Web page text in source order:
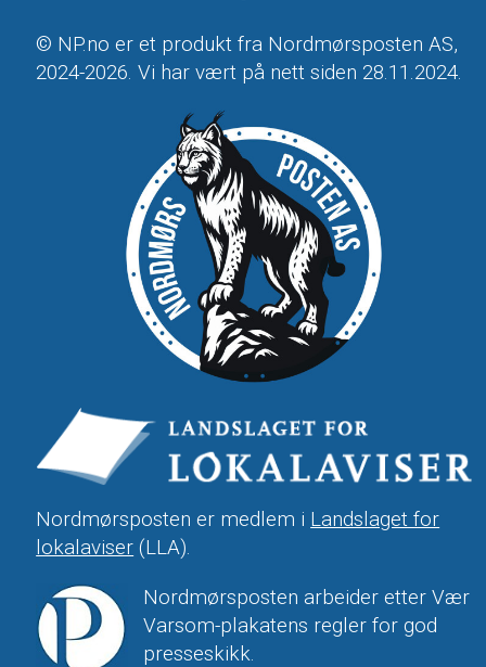
© NP.no er et produkt fra Nordmørsposten AS,
2024-2026. Vi har vært på nett siden 28.11.2024.
Nordmørsposten er medlem i Landslaget for
lokalaviser (LLA).
Nordmørsposten arbeider etter Vær
Varsom-plakatens regler for god
presseskikk.